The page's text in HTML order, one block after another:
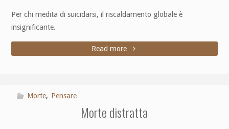
Per chi medita di suicidarsi, il riscaldamento globale è
insignificante.
Read more
Morte, Pensare
Morte distratta